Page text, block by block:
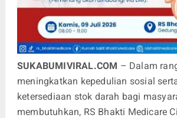
SUKABUMIVIRAL.COM – Dalam
meningkatkan kepedulian sosial
ketersediaan stok darah bagi
membutuhkan, RS Bhakti Medicare